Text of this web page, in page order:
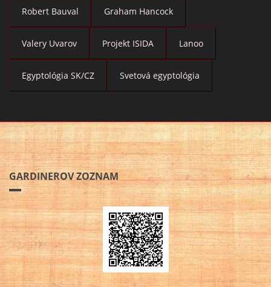
Robert Bauval Graham Hancock
Valery Uvarov Projekt ISIDA Lanoo
Egyptológia SK/CZ Svetová egyptológia
GARDINEROV ZOZNAM